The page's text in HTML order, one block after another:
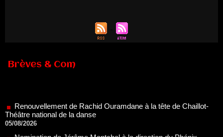
Brèves & Com
05/08/2026
Nomination de Jérôme Montchal à la direction du Phénix,
Scène nationale de Valenciennes Métropole
22/07/2026